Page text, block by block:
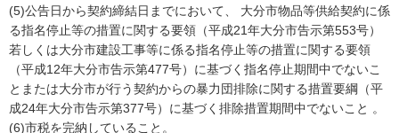
(5)公告日から契約締結日までにおいて、 大分市物品等供給契約に係
る指名停止等の措置に関する要領（平成21年大分市告示第553号）
若しくは大分市建設工事等に係る指名停止等の措置に関する要領
（平成12年大分市告示第477号）に基づく指名停止期間中でないこ
とまたは大分市が行う契約からの暴力団排除に関する措置要綱（平
成24年大分市告示第377号）に基づく排除措置期間中でないこと 。
(6)市税を完納していること。